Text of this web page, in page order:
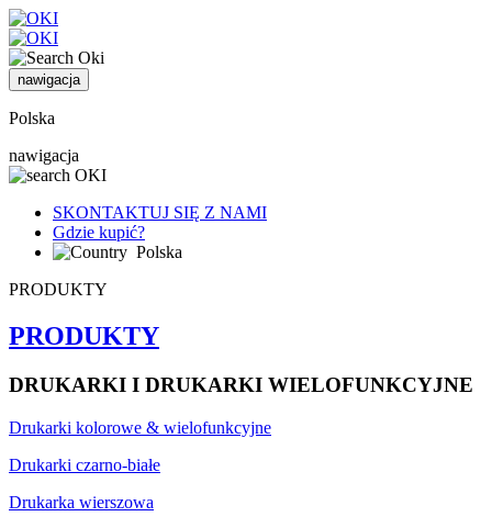
nawigacja
Polska
nawigacja
SKONTAKTUJ SIĘ Z NAMI
Gdzie kupić?
Polska
PRODUKTY
PRODUKTY
DRUKARKI I DRUKARKI WIELOFUNKCYJNE
Drukarki kolorowe & wielofunkcyjne
Drukarki czarno-białe
Drukarka wierszowa